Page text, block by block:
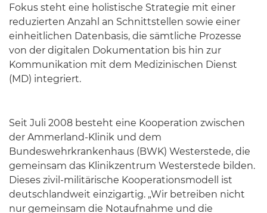
Fokus steht eine holistische Strategie mit einer
reduzierten Anzahl an Schnittstellen sowie einer
einheitlichen Datenbasis, die sämtliche Prozesse
von der digitalen Dokumentation bis hin zur
Kommunikation mit dem Medizinischen Dienst
(MD) integriert.
Seit Juli 2008 besteht eine Kooperation zwischen
der Ammerland-Klinik und dem
Bundeswehrkrankenhaus (BWK) Westerstede, die
gemeinsam das Klinikzentrum Westerstede bilden.
Dieses zivil-militärische Kooperationsmodell ist
deutschlandweit einzigartig. „Wir betreiben nicht
nur gemeinsam die Notaufnahme und die